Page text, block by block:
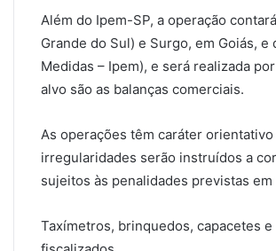
Além do Ipem-SP, a operação
Grande do Sul) e Surgo, em Goiás,
Medidas – Ipem), e será realizada
alvo são as balanças comerciais.
As operações têm caráter
irregularidades serão instruídos a
sujeitos às penalidades previstas
Taxímetros, brinquedos, capacetes